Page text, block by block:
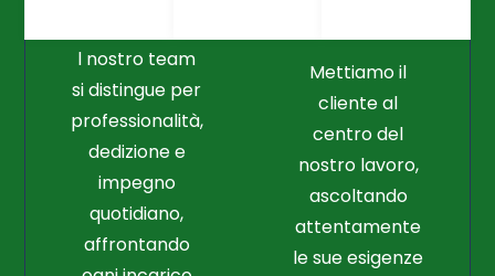
l nostro team
si distingue per
professionalità,
dedizione e
impegno
quotidiano,
affrontando
Mettiamo il
cliente al
centro del
nostro lavoro,
ascoltando
attentamente
le sue esigenze